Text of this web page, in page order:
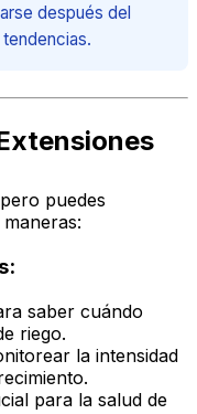
después del
puedes
saber cuándo
riego.
la intensidad
para la salud de